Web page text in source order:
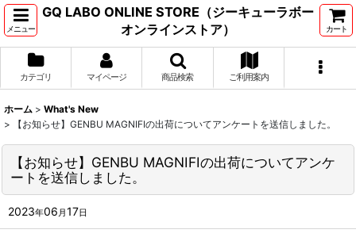
メニュー
GQ LABO ONLINE STORE（ジーキューラボー
オンラインストア）
カート
カテゴリ マイページ 商品検索 ご利用案内
ホーム > What's New
>
【お知らせ】GENBU MAGNIFIの出荷についてアンケートを送信しました。
【お知らせ】GENBU MAGNIFIの出荷についてアンケ
ートを送信しました。
2023年06 月17日